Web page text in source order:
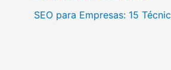
SEO para Empresas: 15